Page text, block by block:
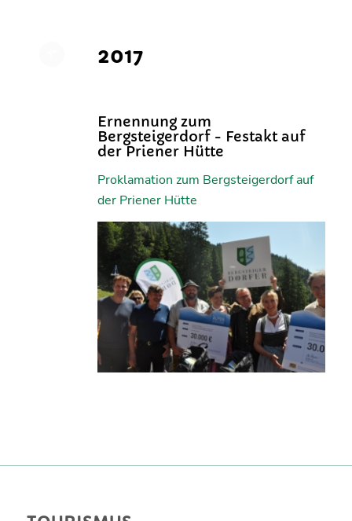
2017
Ernennung zum
Bergsteigerdorf - Festakt auf
der Priener Hütte
Proklamation zum Bergsteigerdorf auf
der Priener Hütte